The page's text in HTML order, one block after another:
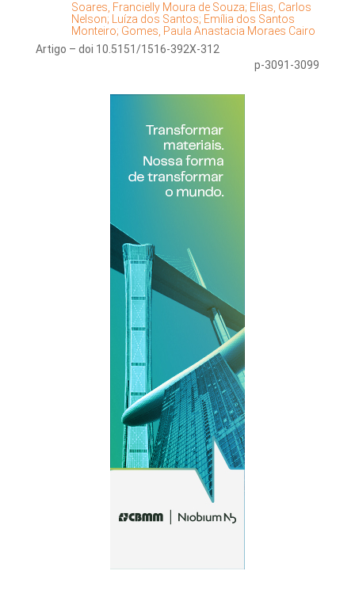
Soares, Francielly Moura de Souza; Elias, Carlos
Nelson; Luíza dos Santos; Emília dos Santos
Monteiro; Gomes, Paula Anastacia Moraes Cairo
Artigo – doi 10.5151/1516-392X-312
p-3091-3099